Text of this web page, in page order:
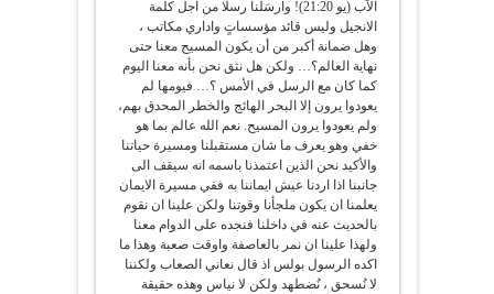
الآب (يو 21:20)! وارسَلَنا رسلا من اجل كلمة
الانجيل وليس قائد مؤسساتٍ واداري مكاتب ،
وهل ضمانة أكبر من أن يكون المسيح معنا حتى
نهاية العالم؟… ولكن هل نثق نحن بأنه معنا اليوم
كما كان مع الرسل في الأمس ؟… فيومها لم
يعودوا يرون إلا البحر الهائج والخطر المحدق بهم،
ولم يعودوا يرون المسيح. نعم الله عالم بما هو
خفي وهو يعرف ما شان مستقبلنا ومسيرة حياتنا
والأكيد نحن الذين اعتمذنا باسمه انه سيقف الى
جانبنا اذا اردنا عيش ايماننا به ففي مسيرة الايمان
يعلمنا ان يكون ملجأنا وقوتنا ولكن علينا ان نقوم
بالحديث عنه في داخلنا فنجده على الدوام معنا
ولهذا علينا ان نمر بالعاصفة واوقت صعبة وهذا ما
اكده الرسول بولس اذ قال نعاني الصعاب ولكننا
لا نُسحق ، نُضطهد ولكن لا نياس وهذه حقيقة